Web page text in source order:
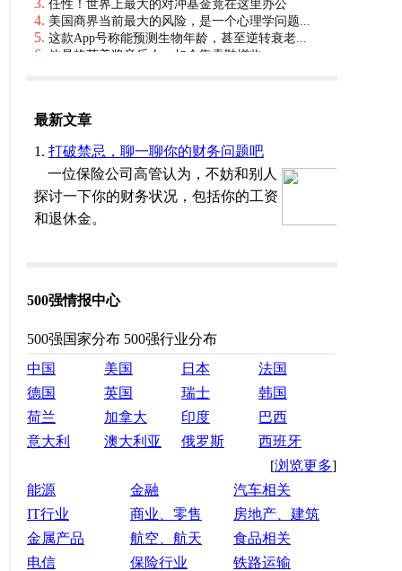
500强情报中心
500强国家分布 500强行业分布
中国
美国 日本
法国
德国
英国 瑞士
韩国
荷兰
加拿大 印度
巴西
意大利
澳大利亚 俄罗斯
西班牙
[浏览更多]
能源
金融
汽车相关
IT行业
商业、零售
房地产、建筑
金属产品
航空、航天
食品相关
电信
保险行业
铁路运输